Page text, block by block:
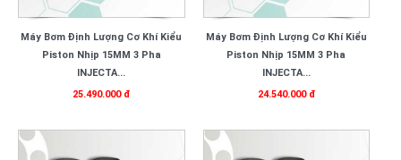
Máy Bơm Định Lượng Cơ Khí Kiểu
Piston Nhịp 15MM 3 Pha
INJECTA...
25.490.000 đ
Máy Bơm Định Lượng Cơ Khí Kiểu
Piston Nhịp 15MM 3 Pha
INJECTA...
24.540.000 đ